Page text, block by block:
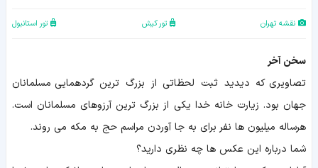
نقشه تهران تور کیش تور استانبول
سخن آخر
تصاویری که دیدید ثبت لحظاتی از بزرگ ترین گردهمایی مسلمانان
جهان بود. زیارت خانه خدا یکی از بزرگ ترین آرزوهای مسلمانان است.
هرساله میلیون ها نفر برای به جا آوردن مراسم حج به مکه می روند.
شما درباره این عکس ها چه نظری دارید؟